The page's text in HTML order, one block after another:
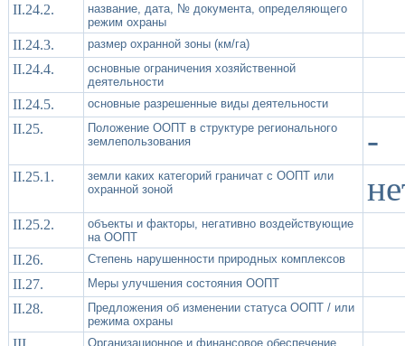
II.24.2.
название, дата, № документа, определяющего
режим охраны
II.24.3. размер охранной зоны (км/га)
II.24.4.
основные ограничения хозяйственной
деятельности
II.24.5. основные разрешенные виды деятельности
II.25.
Положение ООПТ в структуре регионального
землепользования
-
II.25.1.
земли каких категорий граничат с ООПТ или
охранной зоной
II.25.2.
объекты и факторы, негативно воздействующие
на ООПТ
II.26. Степень нарушенности природных комплексов
II.27. Меры улучшения состояния ООПТ
II.28.
Предложения об изменении статуса ООПТ / или
режима охраны
Организационное и финансовое обеспечение